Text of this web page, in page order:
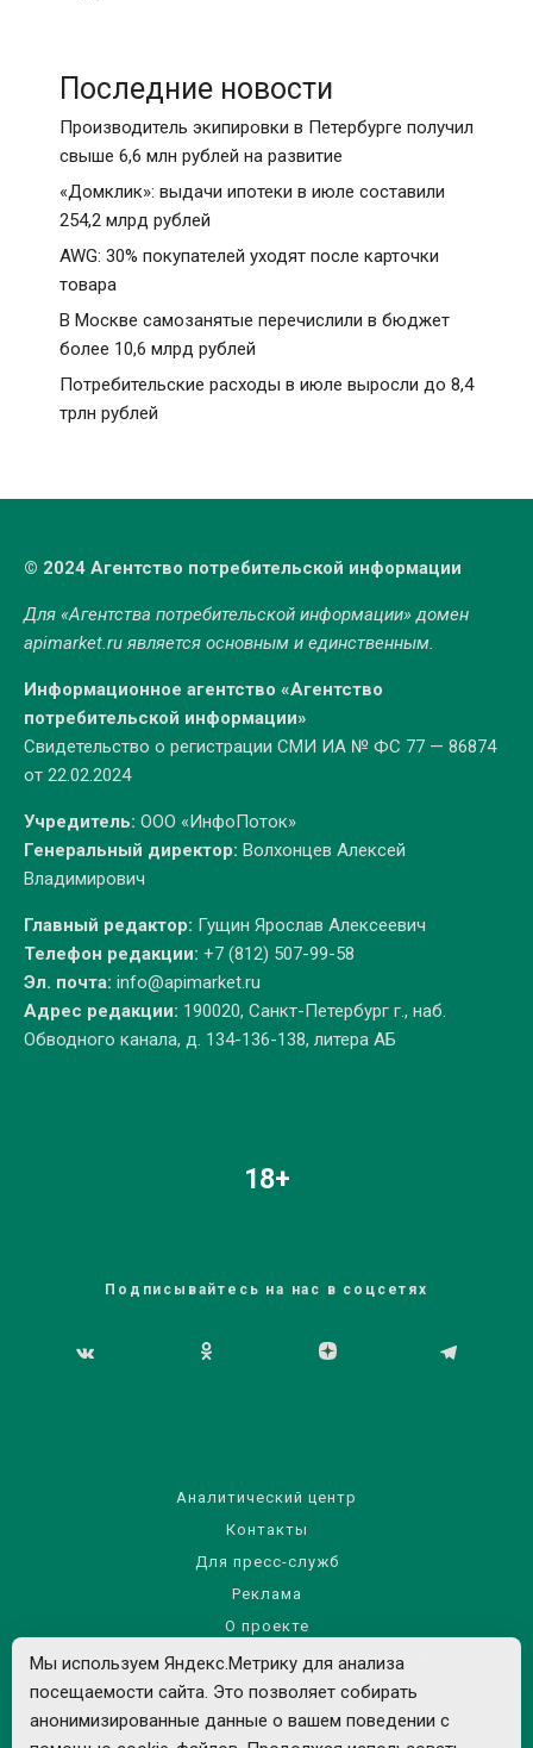
Последние новости
Производитель экипировки в Петербурге получил
свыше 6,6 млн рублей на развитие
«Домклик»: выдачи ипотеки в июле составили
254,2 млрд рублей
AWG: 30% покупателей уходят после карточки
товара
В Москве самозанятые перечислили в бюджет
более 10,6 млрд рублей
Потребительские расходы в июле выросли до 8,4
трлн рублей
© 2024 Агентство потребительской информации
Для «Агентства потребительской информации» домен
apimarket.ruявляется основным и единственным.
Информационное агентство «Агентство
потребительской информации»
Свидетельство о регистрации СМИ ИА № ФС 77 — 86874
от 22.02.2024
Учредитель: ООО «ИнфоПоток»
Генеральный директор: Волхонцев Алексей
Владимирович
Главный редактор: Гущин Ярослав Алексеевич
Телефон редакции: +7 (812) 507-99-58
Эл. почта: info@apimarket.ru
Адрес редакции: 190020, Санкт-Петербург г., наб.
Обводного канала, д. 134-136-138, литера АБ
18+
Подписывайтесь на нас в соцсетях
Аналитический центр
Контакты
Для пресс-служб
Реклама
О проекте
Правила использования материалов сайта
Политика обработки персональных данных
Мы используем Яндекс.Метрику для анализа
посещаемости сайта. Это позволяет собирать
анонимизированные данные о вашем поведении с